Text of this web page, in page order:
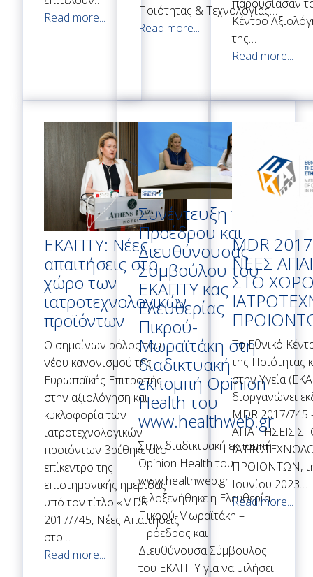
Read more...
Ποιότητας & Τεχνολογίας…
Read more...
παρουσίασαν
Κέντρο
της…
Read more...
ΕΚΑΠΤΥ: Νέες
απαιτήσεις στο
χώρο των
ιατροτεχνολογικών
προϊόντων
Ο σημαίνων ρόλος του
νέου κανονισμού της
Ευρωπαϊκής Επιτροπής
στην αξιολόγηση και
κυκλοφορία των
ιατροτεχνολογικών
προϊόντων βρέθηκε στο
επίκεντρο της
επιστημονικής ημερίδας
υπό τον τίτλο «MDR
2017/745, Νέες Απαιτήσεις
στο…
Read more...
Συνέντευξη της
Προέδρου και
Διευθύνουσας
Συμβούλου του
ΕΚΑΠΤΥ κας
Ελευθερίας
Πικρού-
Μωραϊτάκη στη
διαδικτυακή
εκπομπή Opinion
Health του
www.healthweb.gr
Στην διαδικτυακή εκπομπή
Opinion Health του
www.healthweb.gr
φιλοξενήθηκε η Ελευθερία
Πικρού-Μωραϊτάκη –
Πρόεδρος και
Διευθύνουσα Σύμβουλος
του ΕΚΑΠΤΥ για να μιλήσει
MDR
NEEΣ
ΣΤΟ
Το Εθνικό
της Ποιότητας
στην Υγεία
διοργανώνει
MDR 2017/745
ΑΠΑΙΤΗΣΕΙΣ
ΠΡΟΙΟΝΤΩΝ,
Ιουνίου 2023…
Read more...